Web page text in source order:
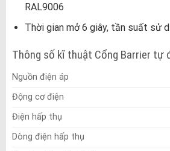
RAL9006
Thời gian mở 6 giây, tần suất sử
Thông số kĩ thuật Cổng Barrier tự
Nguồn điện áp
Động cơ điện
Điện hấp thụ
Dòng điện hấp thụ